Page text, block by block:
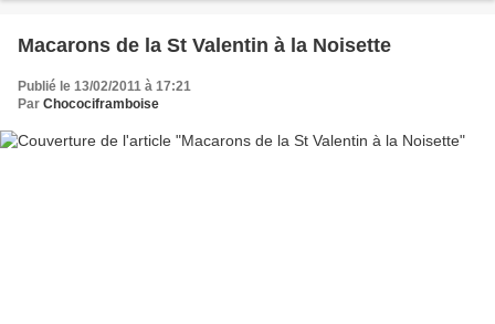
Macarons de la St Valentin à la Noisette
Publié le 13/02/2011 à 17:21
Par Chocociframboise